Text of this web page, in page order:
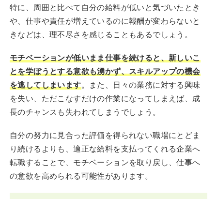
特に、周囲と比べて自分の給料が低いと気づいたとき
や、仕事や責任が増えているのに報酬が変わらないと
きなどは、理不尽さを感じることもあるでしょう。
モチベーションが低いまま仕事を続けると、新しいこ
とを学ぼうとする意欲も湧かず、スキルアップの機会
を逃してしまいます。また、日々の業務に対する興味
を失い、ただこなすだけの作業になってしまえば、成
長のチャンスも失われてしまうでしょう。
自分の努力に見合った評価を得られない職場にとどま
り続けるよりも、適正な給料を支払ってくれる企業へ
転職することで、モチベーションを取り戻し、仕事へ
の意欲を高められる可能性があります。